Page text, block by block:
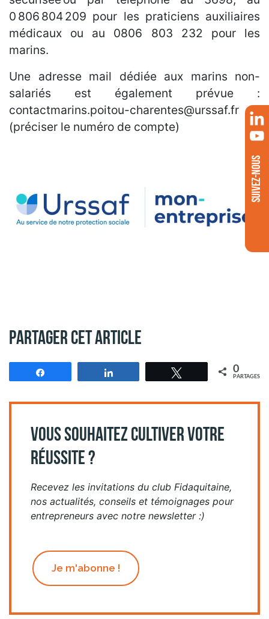
0 806 804 209 pour les praticiens auxiliaires
médicaux ou au 0806 803 232 pour les
marins.
Une adresse mail dédiée aux marins non-
salariés est également prévue :
contactmarins.poitou-charentes@urssaf.fr
(préciser le numéro de compte)
Partager cet article
Tweetez 0
PARTAGES
VOUS SOUHAITEZ CULTIVER VOTRE
RÉUSSITE ?
Recevez les invitations du club Fidaquitaine,
nos actualités, conseils et témoignages pour
entrepreneurs avec notre newsletter :)
Je m'abonne !
SUIVEZ-NOUS